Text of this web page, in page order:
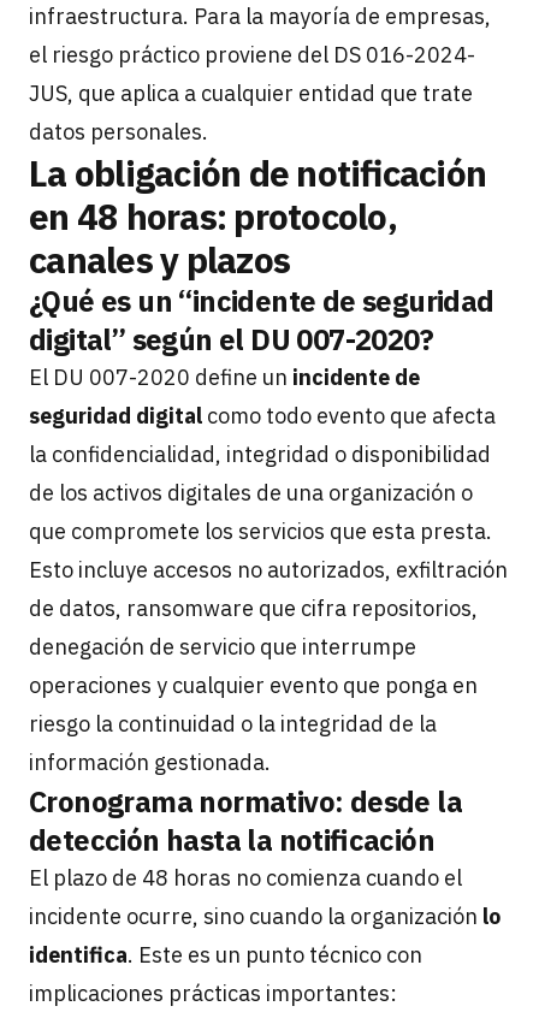
infraestructura. Para la mayoría de empresas,
el riesgo práctico proviene del DS 016-2024-
JUS, que aplica a cualquier entidad que trate
datos personales.
La obligación de notificación
en 48 horas: protocolo,
canales y plazos
¿Qué es un “incidente de seguridad
digital” según el DU 007-2020?
El DU 007-2020 define un incidente de
seguridad digital como todo evento que afecta
la confidencialidad, integridad o disponibilidad
de los activos digitales de una organización o
que compromete los servicios que esta presta.
Esto incluye accesos no autorizados, exfiltración
de datos, ransomware que cifra repositorios,
denegación de servicio que interrumpe
operaciones y cualquier evento que ponga en
riesgo la continuidad o la integridad de la
información gestionada.
Cronograma normativo: desde la
detección hasta la notificación
El plazo de 48 horas no comienza cuando el
incidente ocurre, sino cuando la organización lo
identifica. Este es un punto técnico con
implicaciones prácticas importantes: